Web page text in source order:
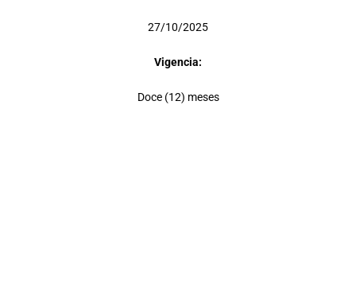
27/10/2025
Vigencia:
Doce (12) meses